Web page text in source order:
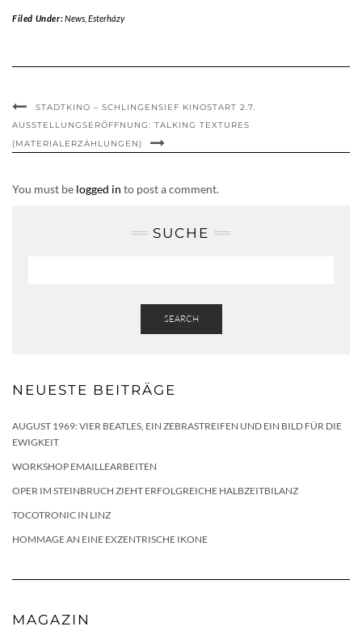
Filed Under:News, Esterházy
STADTKINO – SCHLINGENSIEF KINOSTART 2.7.
AUSSTELLUNGSERÖFFNUNG: TALKING TEXTURES
(MATERIALERZÄHLUNGEN)
You must be logged in to post a comment.
SUCHE
SEARCH
NEUESTE BEITRÄGE
AUGUST 1969: VIER BEATLES, EIN ZEBRASTREIFEN UND EIN BILD FÜR DIE
EWIGKEIT
WORKSHOP EMAILLEARBEITEN
OPER IM STEINBRUCH ZIEHT ERFOLGREICHE HALBZEITBILANZ
TOCOTRONIC IN LINZ
HOMMAGE AN EINE EXZENTRISCHE IKONE
MAGAZIN